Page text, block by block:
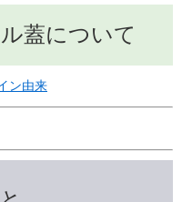
蓋について
ン由来